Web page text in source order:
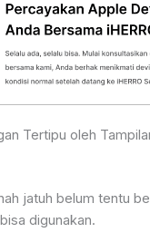
Tertipu oleh
jatuh belum tentu
digunakan.